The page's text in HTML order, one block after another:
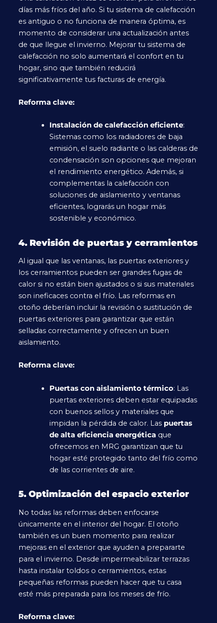
días más fríos del año. Si tu sistema de calefacción
es antiguo o no funciona de manera óptima, es
momento de considerar una actualización antes
de que llegue el invierno. Mejorar tu sistema de
calefacción no solo aumentará el confort en tu
hogar, sino que también reducirá
significativamente tus facturas de energía.
Reforma clave:
Instalación de calefacción eficiente:
Sistemas como los radiadores de baja
emisión, el suelo radiante o las calderas de
condensación son opciones que mejoran
el rendimiento energético. Además, si
complementas la calefacción con
soluciones de aislamiento y ventanas
eficientes, lograrás un hogar más
sostenible y económico.
4. Revisión de puertas y cerramientos
Al igual que las ventanas, las puertas exteriores y
los cerramientos pueden ser grandes fugas de
calor si no están bien ajustados o si sus materiales
son ineficaces contra el frío. Las reformas en
otoño deberían incluir la revisión o sustitución de
puertas exteriores para garantizar que están
selladas correctamente y ofrecen un buen
aislamiento.
Reforma clave:
Puertas con aislamiento térmico: Las
puertas exteriores deben estar equipadas
con buenos sellos y materiales que
impidan la pérdida de calor. Las puertas
de alta eficiencia energética que
ofrecemos en MRG garantizan que tu
hogar esté protegido tanto del frío como
de las corrientes de aire.
5. Optimización del espacio exterior
No todas las reformas deben enfocarse
únicamente en el interior del hogar. El otoño
también es un buen momento para realizar
mejoras en el exterior que ayuden a prepararte
para el invierno. Desde impermeabilizar terrazas
hasta instalar toldos o cerramientos, estas
pequeñas reformas pueden hacer que tu casa
esté más preparada para los meses de frío.
Reforma clave: